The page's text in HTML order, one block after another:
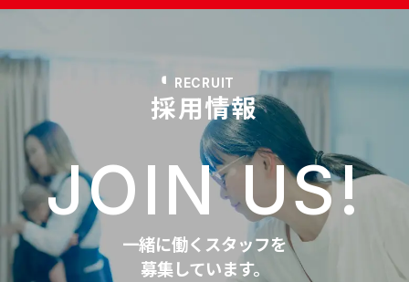
採用情報
RECRUIT
JOIN US!
一緒に働くスタッフを
募集しています。